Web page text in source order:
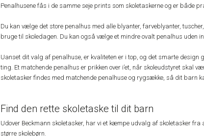
Penalhusene fås i de samme seje prints som skoletaskerne og er både
Du kan vælge det store penalhus med alle blyanter, farveblyanter,
bruge til skoledagen. Du kan også vælge et mindre ovalt penalhus uden
Uanset dit valg af penalhuse, er kvaliteten er i top, og det smarte design
ting. Et matchende penalhus er prikken over i’et, når skoleudstyret skal
skoletasker findes med matchende penalhuse og rygsække, så dit barn
Find den rette skoletaske til dit barn
Udover Beckmann skoletasker, har vi et kæmpe udvalg af skoletasker
større skolebørn.